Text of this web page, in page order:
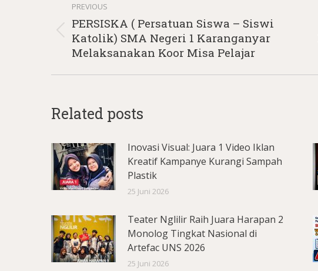
navigation
PREVIOUS
Previous
post:
PERSISKA ( Persatuan Siswa – Siswi
Katolik) SMA Negeri 1 Karanganyar
Melaksanakan Koor Misa Pelajar
Related posts
Inovasi Visual: Juara 1 Video Iklan
Kreatif Kampanye Kurangi Sampah
Plastik
25 Juni 2026
Teater Nglilir Raih Juara Harapan 2
Monolog Tingkat Nasional di
Artefac UNS 2026
25 Juni 2026